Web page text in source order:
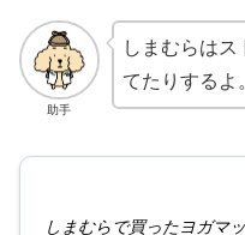
助手
しまむらは
てたりするよ
しまむらで買ったヨガマ